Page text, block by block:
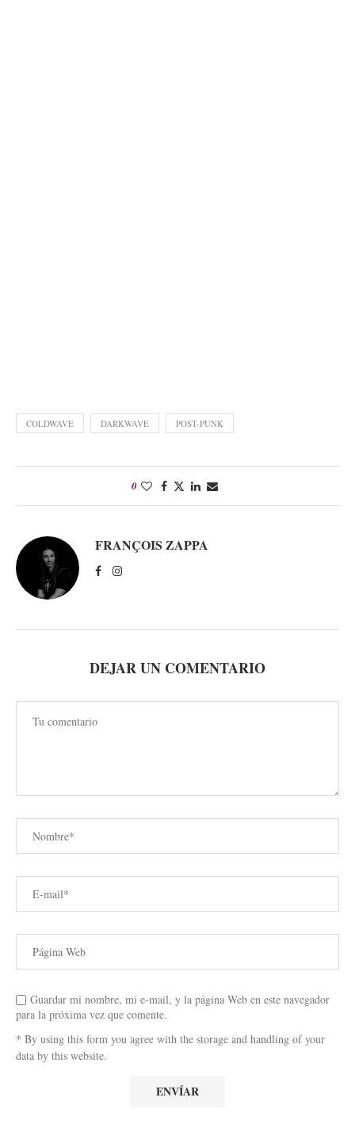
COLDWAVE DARKWAVE POST-PUNK
0
FRANÇOIS ZAPPA
DEJAR UN COMENTARIO
Guardar mi nombre, mi e-mail, y la página Web en este navegador
para la próxima vez que comente.
* By using this form you agree with the storage and handling of your
data by this website.